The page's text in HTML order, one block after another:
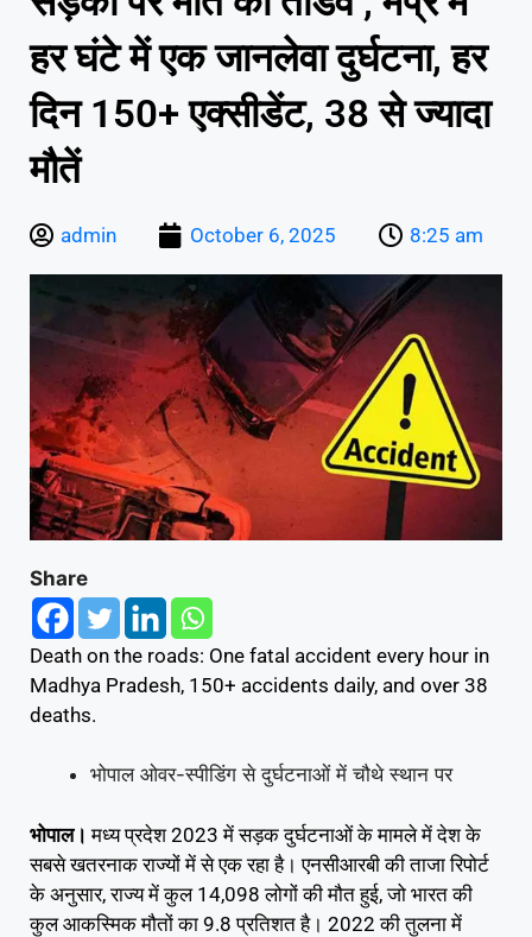
हर घंटे में एक जानलेवा दुर्घटना, हर
दिन 150+ एक्सीडेंट, 38 से ज्यादा
मौतें
admin October 6, 2025 8:25 am
Share
Death on the roads: One fatal accident every hour in
Madhya Pradesh, 150+ accidents daily, and over 38
deaths.
भोपाल ओवर-स्पीडिंग से दुर्घटनाओं में चौथे स्थान पर
भोपाल। मध्य प्रदेश 2023 में सड़क दुर्घटनाओं के मामले में देश के
सबसे खतरनाक राज्यों में से एक रहा है। एनसीआरबी की ताजा रिपोर्ट
के अनुसार, राज्य में कुल 14,098 लोगों की मौत हुई, जो भारत की
कुल आकस्मिक मौतों का 9.8 प्रतिशत है। 2022 की तुलना में